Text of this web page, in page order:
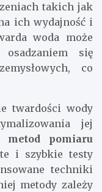
takich jak
ich wydajność i
woda może
się
co
twardości wody
jej
pomiaru
i szybkie testy
techniki
metody zależy